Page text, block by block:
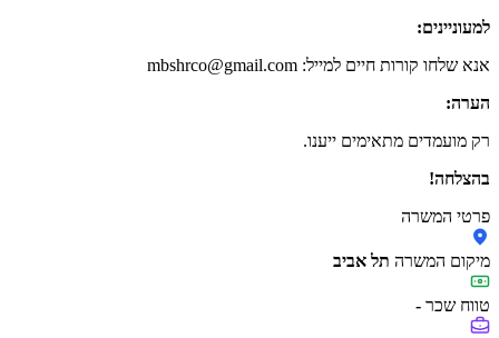
למעוניינים:
אנא שלחו קורות חיים למייל: mbshrco@gmail.com
הערה:
רק מועמדים מתאימים ייענו.
בהצלחה!
פרטי המשרה
מיקום המשרה תל אביב
טווח שכר -